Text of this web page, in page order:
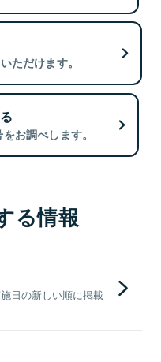
ただけます。
お調べします。
る情報
日の新しい順に掲載